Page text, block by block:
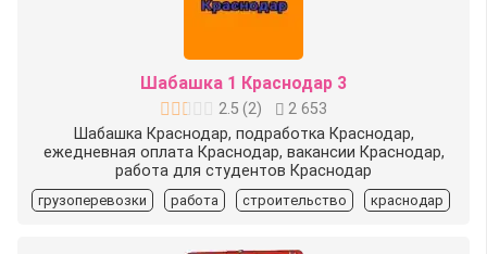
Шабашка 1 Краснодар 3
2.5 (2)
2 653
Шабашка Краснодар, подработка Краснодар,
ежедневная оплата Краснодар, вакансии Краснодар,
работа для студентов Краснодар
грузоперевозки работа строительство краснодар